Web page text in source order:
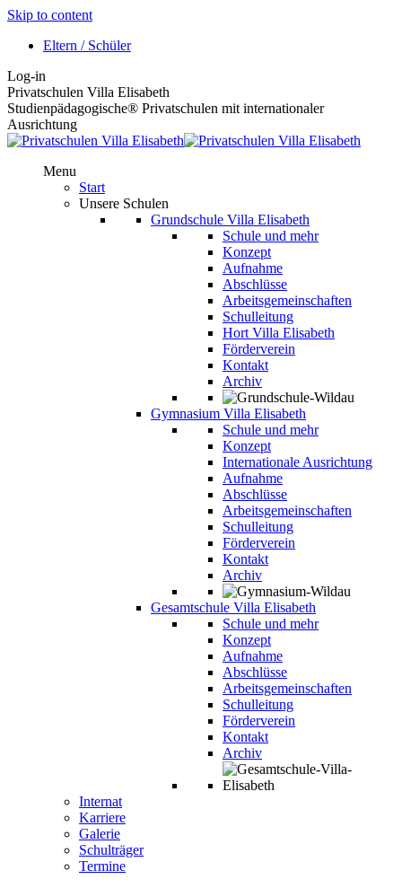
Skip to content
Eltern / Schüler
Log-in
Privatschulen Villa Elisabeth
Studienpädagogische® Privatschulen mit internationaler
Ausrichtung
Menu
Start
Unsere Schulen
Grundschule Villa Elisabeth
Schule und mehr
Konzept
Aufnahme
Abschlüsse
Arbeitsgemeinschaften
Schulleitung
Hort Villa Elisabeth
Förderverein
Kontakt
Archiv
Gymnasium Villa Elisabeth
Schule und mehr
Konzept
Internationale Ausrichtung
Aufnahme
Abschlüsse
Arbeitsgemeinschaften
Schulleitung
Förderverein
Kontakt
Archiv
Gesamtschule Villa Elisabeth
Schule und mehr
Konzept
Aufnahme
Abschlüsse
Arbeitsgemeinschaften
Schulleitung
Förderverein
Kontakt
Archiv
Internat
Karriere
Galerie
Schulträger
Termine